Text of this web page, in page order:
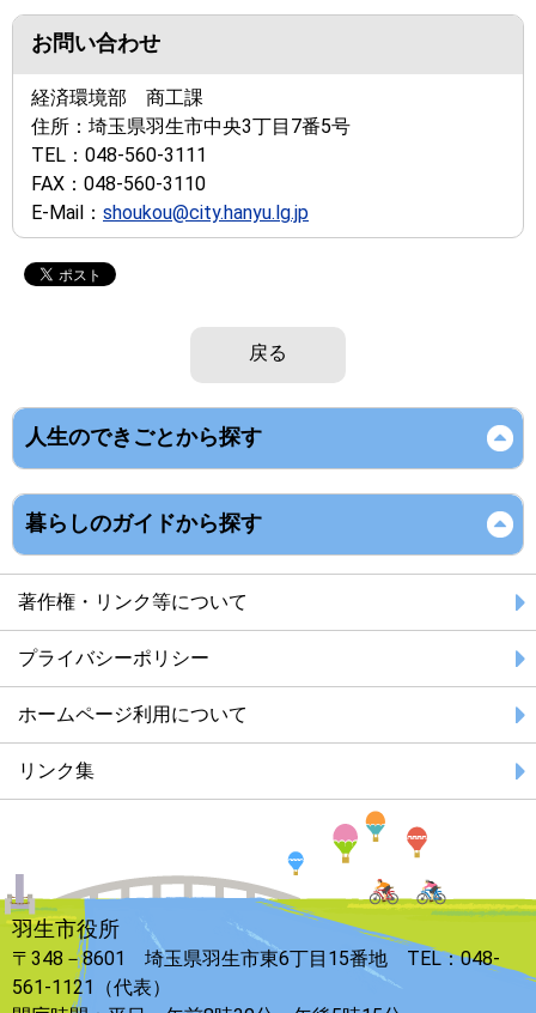
お問い合わせ
経済環境部 商工課
住所： 埼玉県羽生市中央3丁目7番5号
TEL： 048-560-3111
FAX： 048-560-3110
E-Mail： shoukou@city.hanyu.lg.jp
戻る
人生のできごとから探す
暮らしのガイドから探す
著作権・リンク等について
プライバシーポリシー
ホームページ利用について
リンク集
羽生市役所
〒348－8601 埼玉県羽生市東6丁目15番地 TEL：048-
561-1121（代表）